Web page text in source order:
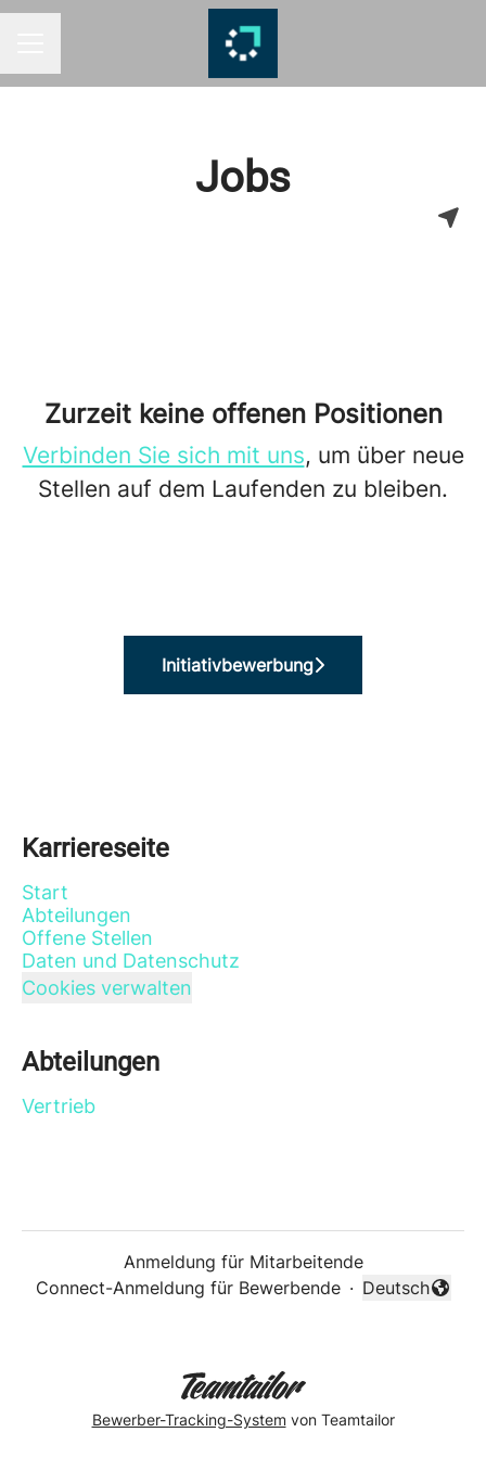
Jobs
Zurzeit keine offenen Positionen
Verbinden Sie sich mit uns, um über neue
Stellen auf dem Laufenden zu bleiben.
Initiativbewerbung
Karriereseite
Start
Abteilungen
Offene Stellen
Daten und Datenschutz
Cookies verwalten
Abteilungen
Vertrieb
Anmeldung für Mitarbeitende
Connect-Anmeldung für Bewerbende ·
Sprache
Deutsch
Bewerber-Tracking-System von Teamtailor